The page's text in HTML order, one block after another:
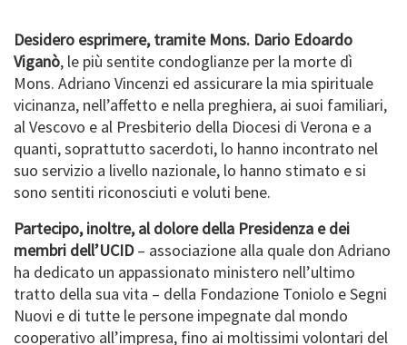
Desidero esprimere, tramite Mons. Dario Edoardo
Viganò, le più sentite condoglianze per la morte dì
Mons. Adriano Vincenzi ed assicurare la mia spirituale
vicinanza, nell’affetto e nella preghiera, ai suoi familiari,
al Vescovo e al Presbiterio della Diocesi di Verona e a
quanti, soprattutto sacerdoti, lo hanno incontrato nel
suo servizio a livello nazionale, lo hanno stimato e si
sono sentiti riconosciuti e voluti bene.
Partecipo, inoltre, al dolore della Presidenza e dei
membri dell’UCID– associazione alla quale don Adriano
ha dedicato un appassionato ministero nell’ultimo
tratto della sua vita – della Fondazione Toniolo e Segni
Nuovi e di tutte le persone impegnate dal mondo
cooperativo all’impresa, fino ai moltissimi volontari del